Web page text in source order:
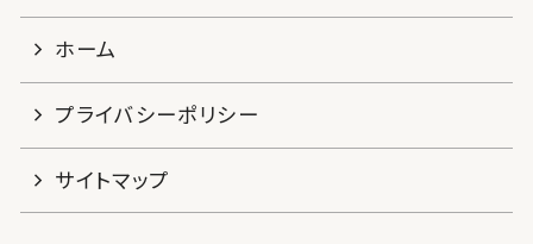
ホーム
プライバシーポリシー
サイトマップ